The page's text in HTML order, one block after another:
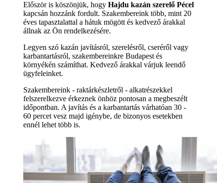
Először is köszönjük, hogy Hajdu kazán szerelő Pécel
kapcsán hozzánk fordult. Szakembereink több, mint 20
éves tapasztalattal a hátuk mögött és kedvező árakkal
állnak az Ön rendelkezésére.
Legyen szó kazán javításról, szerelésről, cseréről vagy
karbantartásról, szakembereinkre Budapest és
környékén számíthat. Kedvező árakkal várjuk leendő
ügyfeleinket.
Szakembereink - raktárkészletről - alkatrészekkel
felszerelkezve érkeznek önhöz pontosan a megbeszélt
időpontban. A javítás és a karbantartás várhatóan 30 -
60 percet vesz majd igénybe, de bizonyos esetekben
ennél lehet több is.